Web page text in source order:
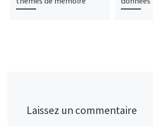
Laissez un commentaire